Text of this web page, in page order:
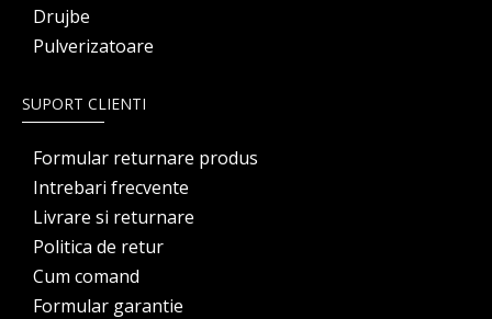
Drujbe
Pulverizatoare
SUPORT CLIENTI
Formular returnare produs
Intrebari frecvente
Livrare si returnare
Politica de retur
Cum comand
Formular garantie